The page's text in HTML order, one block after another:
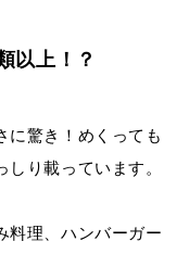
以上！？
に驚き！めくっても
り載っています。
料理、ハンバーガー